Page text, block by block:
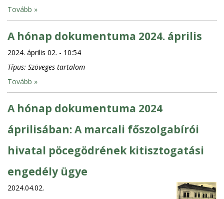
Tovább »
A hónap dokumentuma 2024. április
2024. április 02. - 10:54
Típus: Szöveges tartalom
Tovább »
A hónap dokumentuma 2024
áprilisában: A marcali főszolgabírói
hivatal pöcegödrének kitisztogatási
engedély ügye
2024.04.02.